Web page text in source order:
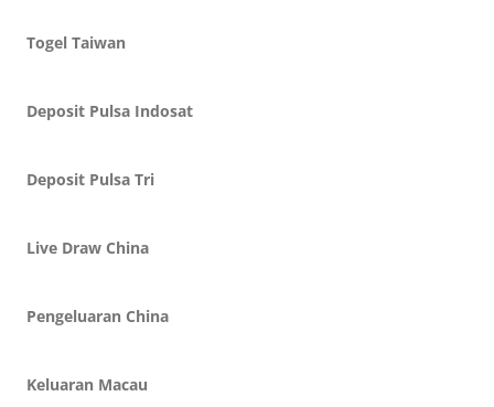
Togel Taiwan
Deposit Pulsa Indosat
Deposit Pulsa Tri
Live Draw China
Pengeluaran China
Keluaran Macau